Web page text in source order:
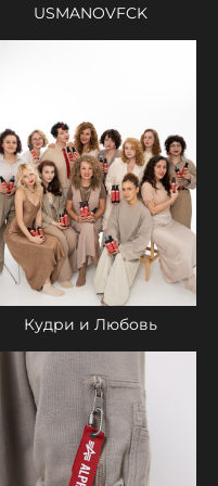
USMANOVFCK
Кудри и Любовь